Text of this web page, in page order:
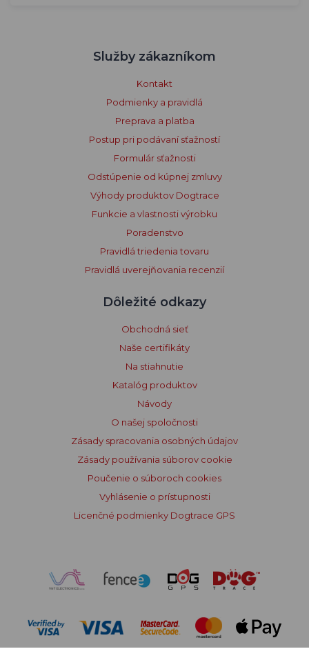
Služby zákazníkom
Kontakt
Podmienky a pravidlá
Preprava a platba
Postup pri podávaní sťažností
Formulár sťažnosti
Odstúpenie od kúpnej zmluvy
Výhody produktov Dogtrace
Funkcie a vlastnosti výrobku
Poradenstvo
Pravidlá triedenia tovaru
Pravidlá uverejňovania recenzií
Dôležité odkazy
Obchodná sieť
Naše certifikáty
Na stiahnutie
Katalóg produktov
Návody
O našej spoločnosti
Zásady spracovania osobných údajov
Zásady používania súborov cookie
Poučenie o súboroch cookies
Vyhlásenie o prístupnosti
Licenčné podmienky Dogtrace GPS